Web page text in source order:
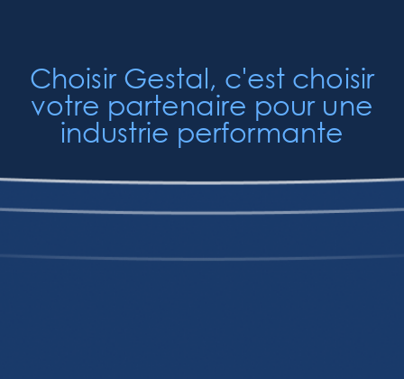
Choisir Gestal, c'est choisir
votre partenaire pour une
industrie performante